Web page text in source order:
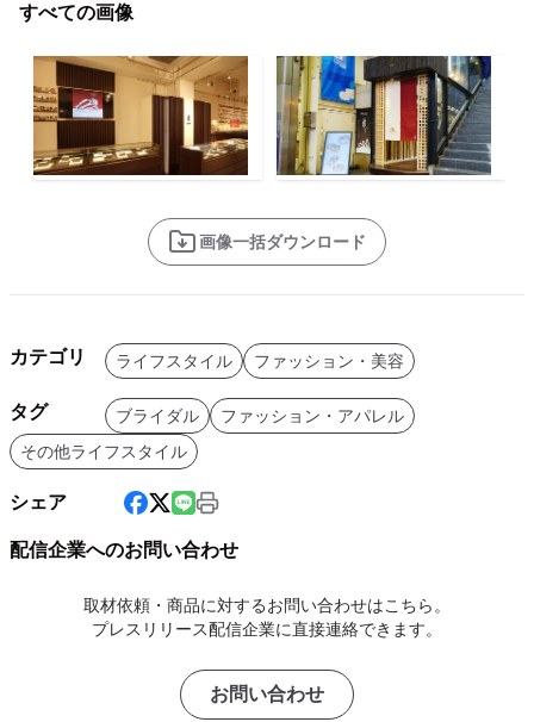
すべての画像
画像一括ダウンロード
カテゴリ ライフスタイル ファッション・美容
タグ ブライダル
ファッション・アパレル
その他ライフスタイル
シェア
配信企業へのお問い合わせ
取材依頼・商品に対するお問い合わせはこちら。
プレスリリース配信企業に直接連絡できます。
お問い合わせ